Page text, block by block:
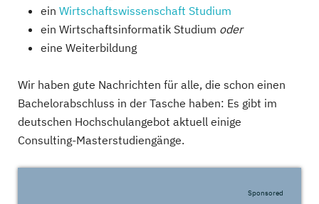
ein Wirtschaftswissenschaft Studium
ein Wirtschaftsinformatik Studium oder
eine Weiterbildung
Wir haben gute Nachrichten für alle, die schon einen
Bachelorabschluss in der Tasche haben: Es gibt im
deutschen Hochschulangebot aktuell einige
Consulting-Masterstudiengänge.
Sponsored